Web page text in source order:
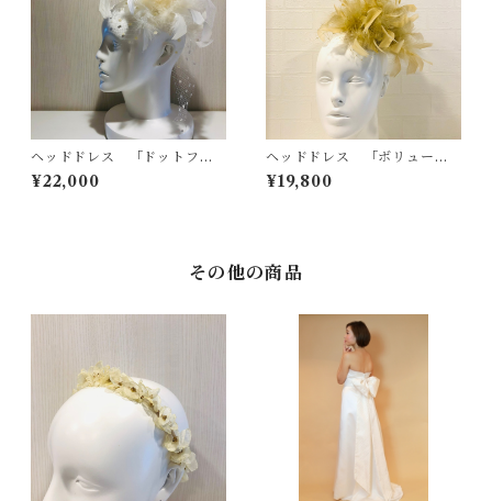
ヘッドドレス 「ドットフェ
ザー」
¥22,000
ヘッドドレス 「ボリューム
フェザー」 ベージュ
¥19,800
その他の商品